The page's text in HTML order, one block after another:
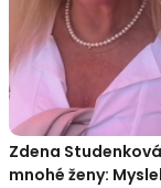
Zdena
mnohé ženy: